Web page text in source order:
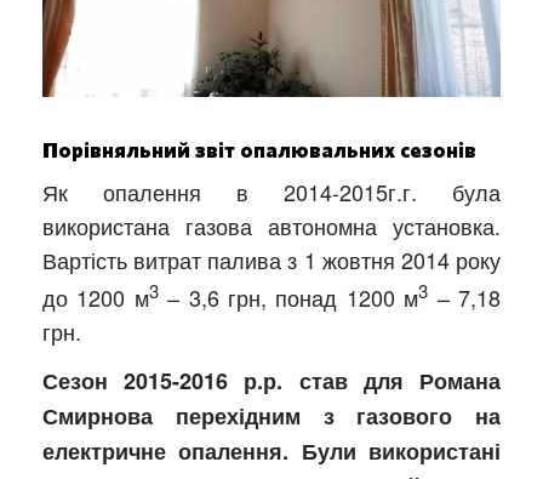
Порівняльний звіт опалювальних сезонів
Як опалення в 2014-2015г.г. була
використана газова автономна установка.
Вартість витрат палива з 1 жовтня 2014 року
до 1200 м3– 3,6 грн, понад 1200 м3 – 7,18
грн.
Сезон 2015-2016 р.р. став для Романа
Смирнова перехідним з газового на
електричне опалення. Були використані